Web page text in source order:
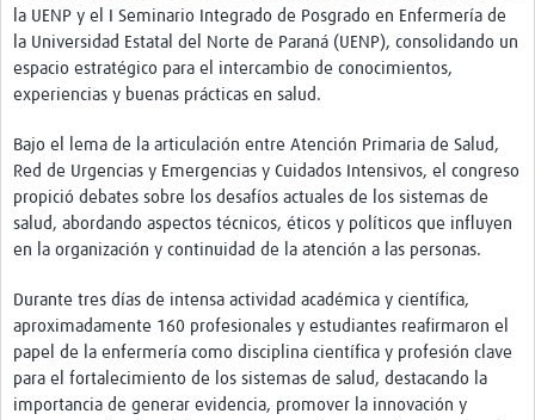
la UENP y el I Seminario Integrado de Posgrado en Enfermería de
la Universidad Estatal del Norte de Paraná (UENP), consolidando un
espacio estratégico para el intercambio de conocimientos,
experiencias y buenas prácticas en salud.
Bajo el lema de la articulación entre Atención Primaria de Salud,
Red de Urgencias y Emergencias y Cuidados Intensivos, el congreso
propició debates sobre los desafíos actuales de los sistemas de
salud, abordando aspectos técnicos, éticos y políticos que influyen
en la organización y continuidad de la atención a las personas.
Durante tres días de intensa actividad académica y científica,
aproximadamente 160 profesionales y estudiantes reafirmaron el
papel de la enfermería como disciplina científica y profesión clave
para el fortalecimiento de los sistemas de salud, destacando la
importancia de generar evidencia, promover la innovación y